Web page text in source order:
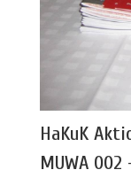
HaKuK
MUWA 002